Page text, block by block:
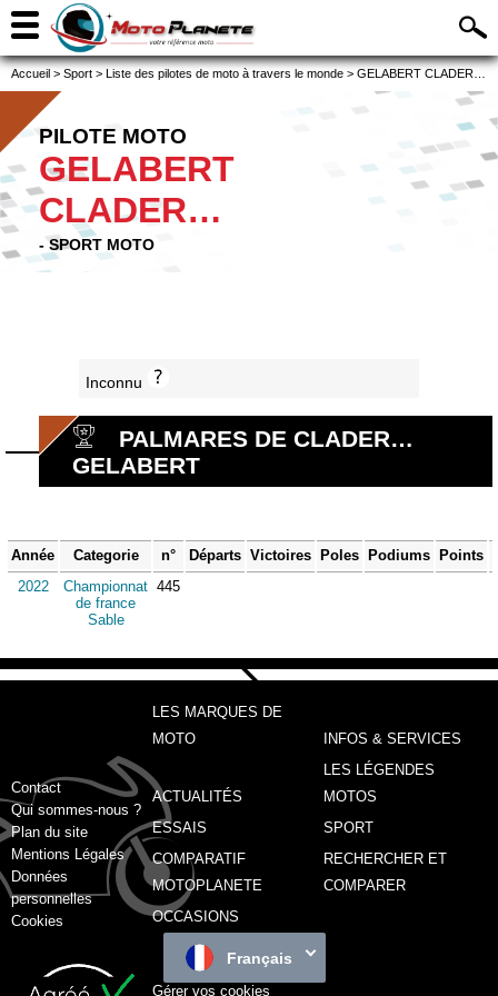
Accueil > Sport > Liste des pilotes de moto à travers le monde > GELABERT CLADER…
PILOTE MOTO
GELABERT
CLADER…
- SPORT MOTO
Inconnu
PALMARES DE CLADER…
GELABERT
Année Categorie n° Départs Victoires Poles Podiums Points
2022
Championnat
de france
Sable
445
Contact
Qui sommes-nous ?
Plan du site
Mentions Légales
Données
personnelles
Cookies
LES MARQUES DE
MOTO
INFOS & SERVICES
ACTUALITÉS
LES LÉGENDES
MOTOS
ESSAIS
SPORT
COMPARATIF
MOTOPLANETE
RECHERCHER ET
COMPARER
OCCASIONS
Français
Gérer vos cookies